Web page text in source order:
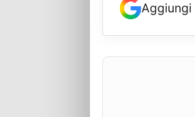
Aggiungi